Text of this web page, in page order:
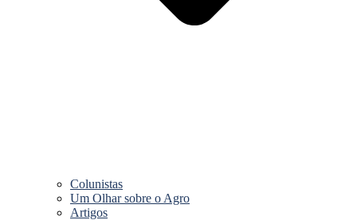
Colunistas
Um Olhar sobre o Agro
Artigos